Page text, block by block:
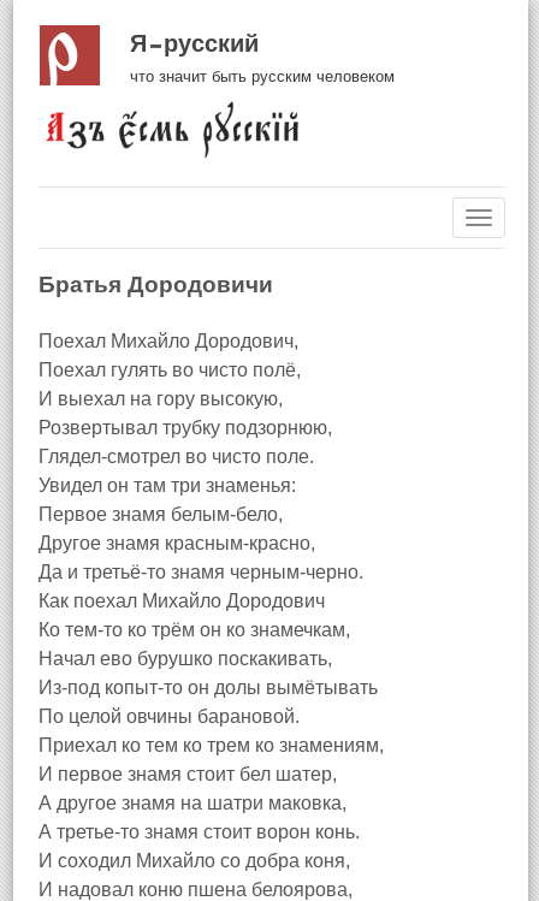
Я русский
что значит быть русским человеком
Братья Дородовичи
Поехал Михайло Дородович,
Поехал гулять во чисто полё,
И выехал на гору высокую,
Розвертывал трубку подзорнюю,
Глядел-смотрел во чисто поле.
Увидел он там три знаменья:
Первое знамя белым-бело,
Другое знамя красным-красно,
Да и третьё-то знамя черным-черно.
Как поехал Михайло Дородович
Ко тем-то ко трём он ко знамечкам,
Начал ево бурушко поскакивать,
Из-под копыт-то он долы вымётывать
По целой овчины барановой.
Приехал ко тем ко трем ко знамениям,
И первое знамя стоит бел шатер,
А другое знамя на шатри маковка,
А третье-то знамя стоит ворон конь.
И соходил Михайло со добра коня,
И надовал коню пшена белоярова,